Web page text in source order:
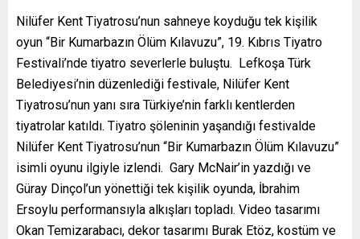
Nilüfer Kent Tiyatrosu’nun sahneye koyduğu tek kişilik
oyun “Bir Kumarbazın Ölüm Kılavuzu”, 19. Kıbrıs Tiyatro
Festivali’nde tiyatro severlerle buluştu. Lefkoşa Türk
Belediyesi’nin düzenlediği festivale, Nilüfer Kent
Tiyatrosu’nun yanı sıra Türkiye’nin farklı kentlerden
tiyatrolar katıldı. Tiyatro şöleninin yaşandığı festivalde
Nilüfer Kent Tiyatrosu’nun “Bir Kumarbazın Ölüm Kılavuzu”
isimli oyunu ilgiyle izlendi. Gary McNair’in yazdığı ve
Güray Dinçol’un yönettiği tek kişilik oyunda, İbrahim
Ersoylu performansıyla alkışları topladı. Video tasarımı
Okan Temizarabacı, dekor tasarımı Burak Etöz, kostüm ve